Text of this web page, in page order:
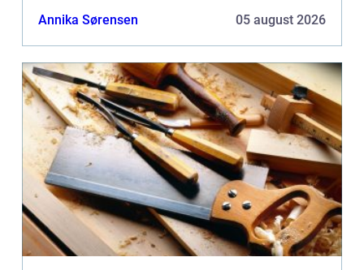
Annika Sørensen 05 august 2026